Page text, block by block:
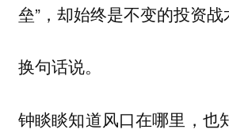
垒”，却始终是不变的投资战
换句话说。
钟睒睒知道风口在哪里，也